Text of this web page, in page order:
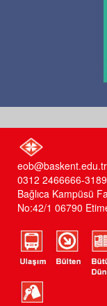
eob@baskent.edu.tr
0312 2466666-3189
Bağlıca Kampüsü
No:42/1 06790